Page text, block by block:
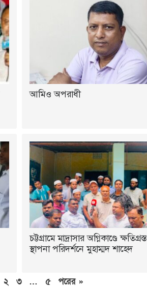
আমিও অপরাধী
চট্টগ্রামে মাদ্রাসার অগ্নিকাণ্ডে ক্ষতিগ্রস্ত
স্থাপনা পরিদর্শনে মুহাম্মদ শাহেদ
২ ৩ … ৫ পরের »